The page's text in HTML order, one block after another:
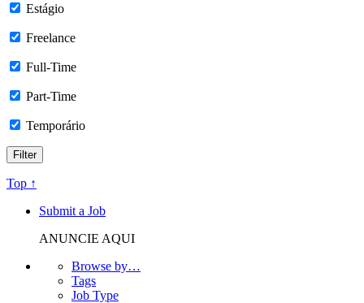
Estágio
Freelance
Full-Time
Part-Time
Temporário
Top ↑
Submit a Job
ANUNCIE AQUI
Browse by…
Tags
Job Type